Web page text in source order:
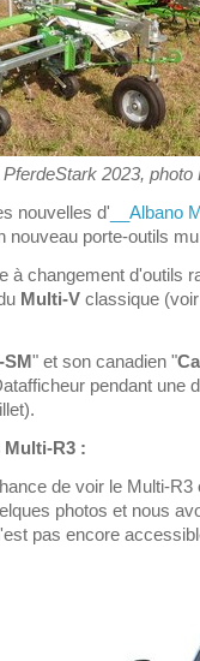
2023, photo
nouvelles d' __Albano
nouveau porte-outils
à changement d'outils
Multi-V classique
" et son canadien "
pendant une
R3 :
de voir le Multi-
photos et nous
pas encore